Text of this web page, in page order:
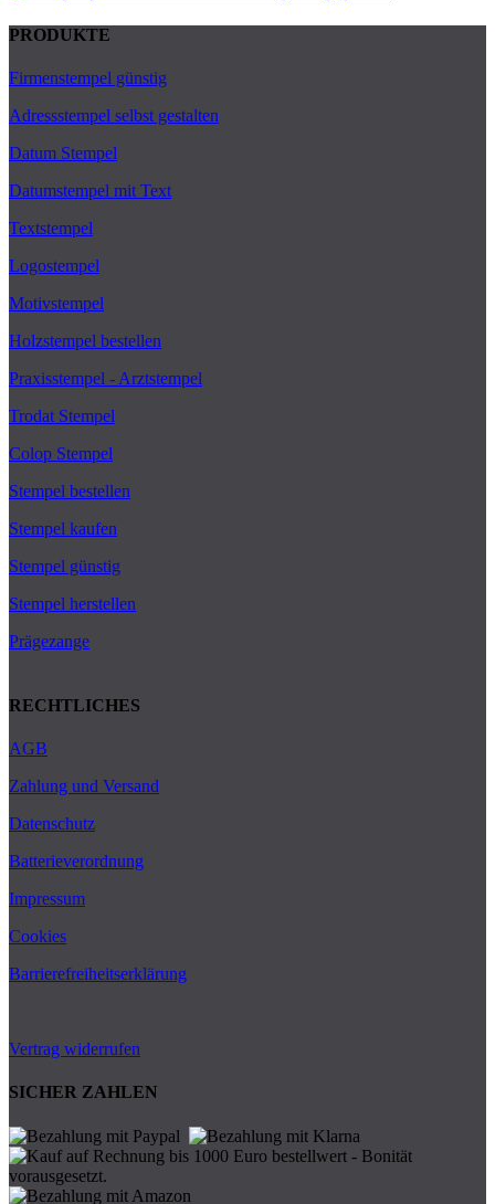
PRODUKTE
Firmenstempel günstig
Adressstempel selbst gestalten
Datum Stempel
Datumstempel mit Text
Textstempel
Logostempel
Motivstempel
Holzstempel bestellen
Praxisstempel - Arztstempel
Trodat Stempel
Colop Stempel
Stempel bestellen
Stempel kaufen
Stempel günstig
Stempel herstellen
Prägezange
RECHTLICHES
AGB
Zahlung und Versand
Datenschutz
Batterieverordnung
Impressum
Cookies
Barrierefreiheitserklärung
Vertrag widerrufen
SICHER ZAHLEN